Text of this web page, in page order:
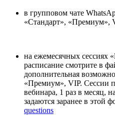
в групповом чате
«Стандарт», «Премиум»,
на ежемесячных сессиях
расписание смотрите в
дополнительная
«Премиум», VIP. Сессии
вебинара, 1 раз в месяц,
задаются заранее в этой
questions